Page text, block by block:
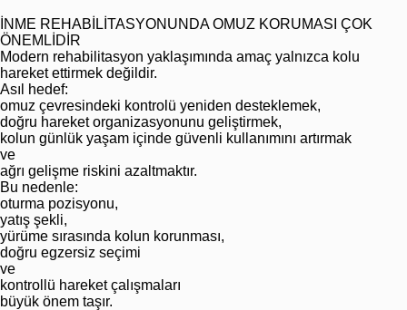
İNME REHABİLİTASYONUNDA OMUZ KORUMASI ÇOK
ÖNEMLİDİR
Modern rehabilitasyon yaklaşımında amaç yalnızca kolu
hareket ettirmek değildir.
Asıl hedef:
omuz çevresindeki kontrolü yeniden desteklemek,
doğru hareket organizasyonunu geliştirmek,
kolun günlük yaşam içinde güvenli kullanımını artırmak
ve
ağrı gelişme riskini azaltmaktır.
Bu nedenle:
oturma pozisyonu,
yatış şekli,
yürüme sırasında kolun korunması,
doğru egzersiz seçimi
ve
kontrollü hareket çalışmaları
büyük önem taşır.